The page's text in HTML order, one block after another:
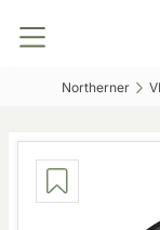
Northerner‎